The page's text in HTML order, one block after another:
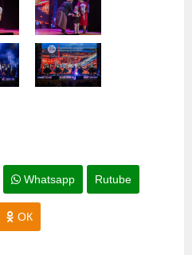
Whatsapp Rutube
ОК